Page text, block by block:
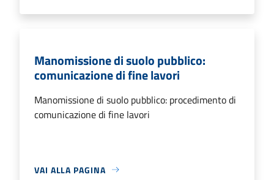
Manomissione di suolo pubblico:
comunicazione di fine lavori
Manomissione di suolo pubblico: procedimento di
comunicazione di fine lavori
VAI ALLA PAGINA